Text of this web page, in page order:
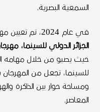
السمعية البصرية.
في عام 2024 ، تم
الجزائر الدولي للسينما،
حيث يصبو من خلال مهامه
للسينما، تجعل من
ومساحة حوار بين الذاكرة
المعاصر.